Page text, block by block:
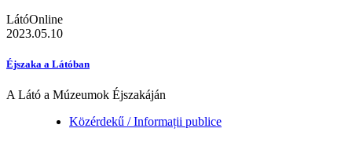
LátóOnline
2023.05.10
Éjszaka a Látóban
A Látó a Múzeumok Éjszakáján
Közérdekű / Informații publice